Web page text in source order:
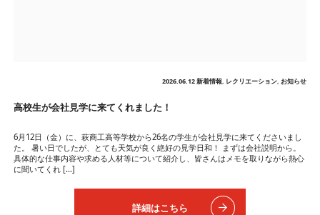
2026.06.12新着情報, レクリエーション, お知らせ
高校生が会社見学に来てくれました！
6月12日（金）に、萩商工高等学校から26名の学生が会社見学に来てくださいまし
た。 暑い日でしたが、とても天気が良く絶好の見学日和！ まずは会社説明から。
具体的な仕事内容や求める人材等について紹介し、皆さんはメモを取りながら熱心
に聞いてくれ […]
詳細はこちら